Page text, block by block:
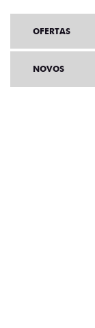
OFERTAS
NOVOS